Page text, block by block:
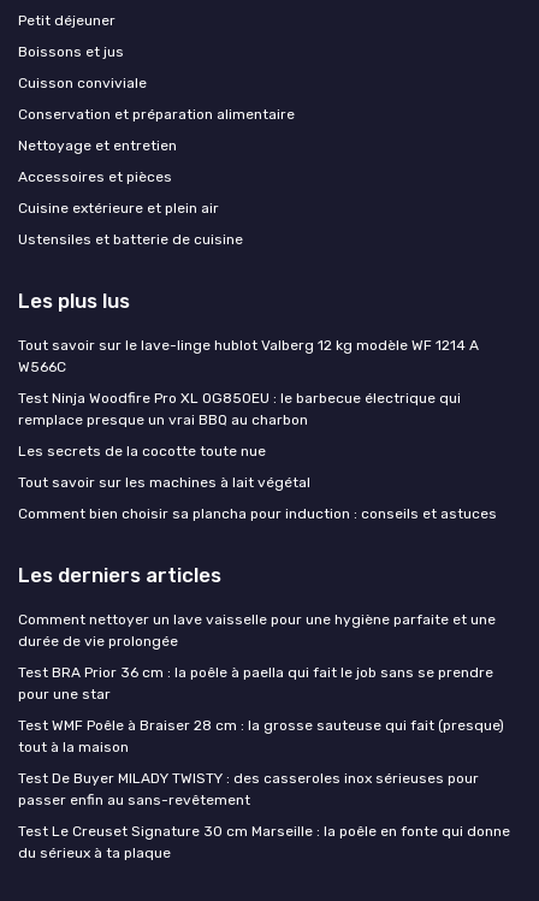
Petit déjeuner
Boissons et jus
Cuisson conviviale
Conservation et préparation alimentaire
Nettoyage et entretien
Accessoires et pièces
Cuisine extérieure et plein air
Ustensiles et batterie de cuisine
Les plus lus
Tout savoir sur le lave-linge hublot Valberg 12 kg modèle WF 1214 A
W566C
Test Ninja Woodfire Pro XL OG850EU : le barbecue électrique qui
remplace presque un vrai BBQ au charbon
Les secrets de la cocotte toute nue
Tout savoir sur les machines à lait végétal
Comment bien choisir sa plancha pour induction : conseils et astuces
Les derniers articles
Comment nettoyer un lave vaisselle pour une hygiène parfaite et une
durée de vie prolongée
Test BRA Prior 36 cm : la poêle à paella qui fait le job sans se prendre
pour une star
Test WMF Poêle à Braiser 28 cm : la grosse sauteuse qui fait (presque)
tout à la maison
Test De Buyer MILADY TWISTY : des casseroles inox sérieuses pour
passer enfin au sans-revêtement
Test Le Creuset Signature 30 cm Marseille : la poêle en fonte qui donne
du sérieux à ta plaque